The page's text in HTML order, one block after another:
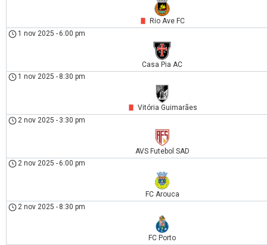
Rio Ave FC
1 nov 2025 - 6:00 pm
Casa Pia AC
1 nov 2025 - 8:30 pm
Vitória Guimarães
2 nov 2025 - 3:30 pm
AVS Futebol SAD
2 nov 2025 - 6:00 pm
FC Arouca
2 nov 2025 - 8:30 pm
FC Porto